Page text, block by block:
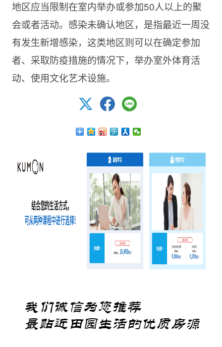
地区应当限制在室内举办或参加50人以上的聚
会或者活动。感染未确认地区，是指最近一周没
有发生新增感染，这类地区则可以在确定参加
者、采取防疫措施的情况下，举办室外体育活
动、使用文化艺术设施。